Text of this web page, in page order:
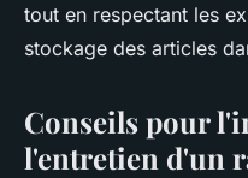
tout en respectant les
stockage des articles
Conseils pour
l'entretien d'un